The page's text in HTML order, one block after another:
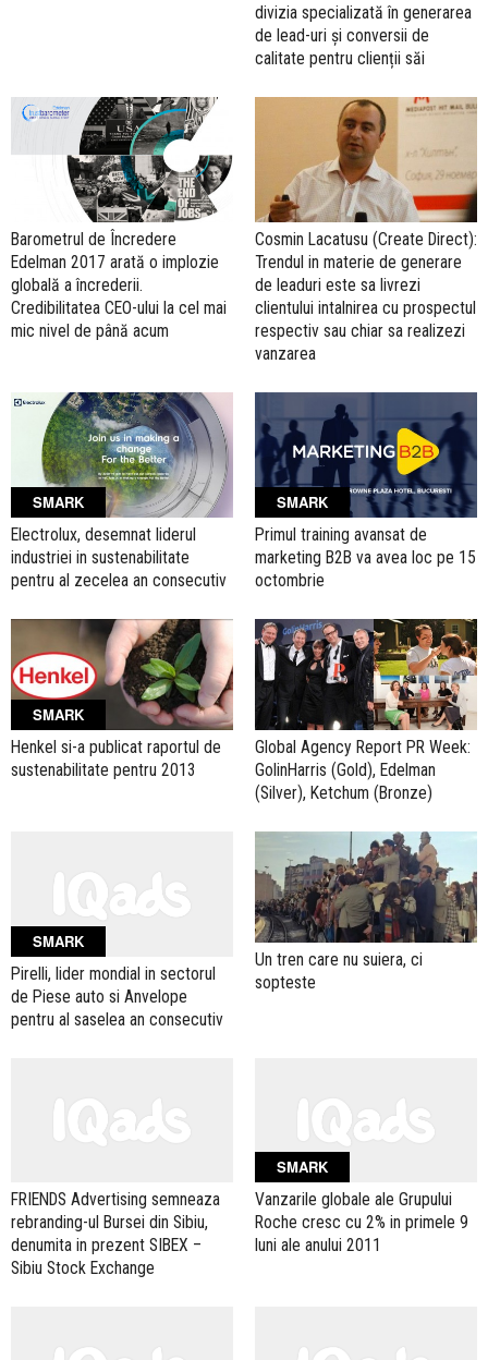
divizia specializată în generarea
de lead-uri și conversii de
calitate pentru clienții săi
Barometrul de Încredere
Edelman 2017 arată o implozie
globală a încrederii.
Credibilitatea CEO-ului la cel mai
mic nivel de până acum
Cosmin Lacatusu (Create Direct):
Trendul in materie de generare
de leaduri este sa livrezi
clientului intalnirea cu prospectul
respectiv sau chiar sa realizezi
vanzarea
SMARK
Electrolux, desemnat liderul
industriei in sustenabilitate
pentru al zecelea an consecutiv
SMARK
Primul training avansat de
marketing B2B va avea loc pe 15
octombrie
SMARK
Henkel si-a publicat raportul de
sustenabilitate pentru 2013
Global Agency Report PR Week:
GolinHarris (Gold), Edelman
(Silver), Ketchum (Bronze)
SMARK
Pirelli, lider mondial in sectorul
de Piese auto si Anvelope
pentru al saselea an consecutiv
Un tren care nu suiera, ci
sopteste
FRIENDS Advertising semneaza
rebranding-ul Bursei din Sibiu,
denumita in prezent SIBEX –
Sibiu Stock Exchange
SMARK
Vanzarile globale ale Grupului
Roche cresc cu 2% in primele 9
luni ale anului 2011